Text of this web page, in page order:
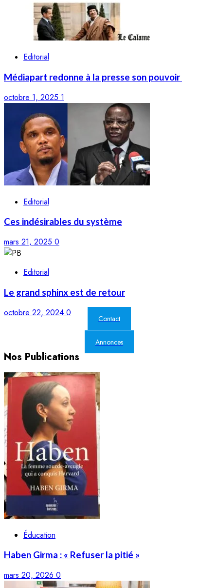
Editorial
Médiapart redonne à la presse son pouvoir
octobre 1, 2025 1
Editorial
Ces indésirables du système
mars 21, 2025 0
Editorial
Le grand sphinx est de retour
octobre 22, 2024 0
Contact
Annonces
Nos Publications
Éducation
Haben Girma : « Refuser la pitié »
mars 20, 2026 0